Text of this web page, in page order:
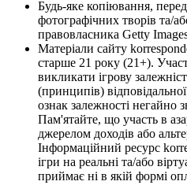
Будь-яке копіювання,
фотографічних творів та/
правовласника Getty
Матеріали сайту
старше 21 року (21+).
викликати ігрову
(принципів)
ознак залежності негайно
Пам'ятайте, що участь в
джерелом доходів або
Інформаційний ресурс
ігри на реальні та/або
приймає ні в якій формі